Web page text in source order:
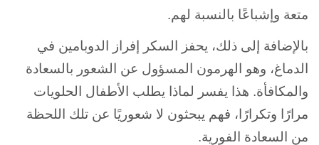
متعة وإشباعًا بالنسبة لهم.
بالإضافة إلى ذلك، يحفز السكر إفراز الدوبامين في
الدماغ، وهو الهرمون المسؤول عن الشعور بالسعادة
والمكافأة. هذا يفسر لماذا يطلب الأطفال الحلويات
مرارًا وتكرارًا، فهم يبحثون لا شعوريًا عن تلك اللحظة
من السعادة الفورية.